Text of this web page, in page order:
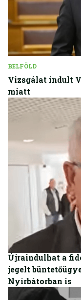
BELFÖLD
Vizsgálat indult
miatt
BELFÖLD
Újraindulhat a
jegelt
Nyírbátorban is